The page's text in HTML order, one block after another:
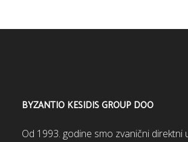
BYZANTIO KESIDIS GROUP DOO
Od 1993. godine smo zvanični